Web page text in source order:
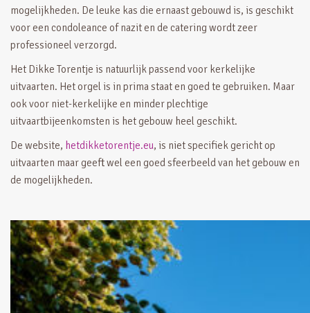
mogelijkheden. De leuke kas die ernaast gebouwd is, is geschikt
voor een condoleance of nazit en de catering wordt zeer
professioneel verzorgd.
Het Dikke Torentje is natuurlijk passend voor kerkelijke
uitvaarten. Het orgel is in prima staat en goed te gebruiken. Maar
ook voor niet-kerkelijke en minder plechtige
uitvaartbijeenkomsten is het gebouw heel geschikt.
De website, hetdikketorentje.eu, is niet specifiek gericht op
uitvaarten maar geeft wel een goed sfeerbeeld van het gebouw en
de mogelijkheden.